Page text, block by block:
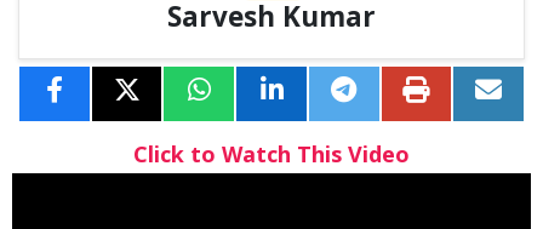
Sarvesh Kumar
Click to Watch This Video